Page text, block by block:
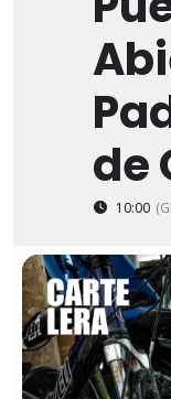
de
10:00